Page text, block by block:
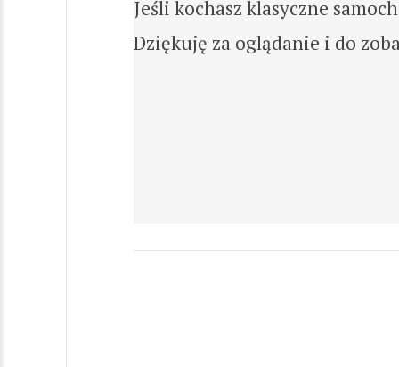
Jeśli kochasz klasyczne
Dziękuję za oglądanie i do